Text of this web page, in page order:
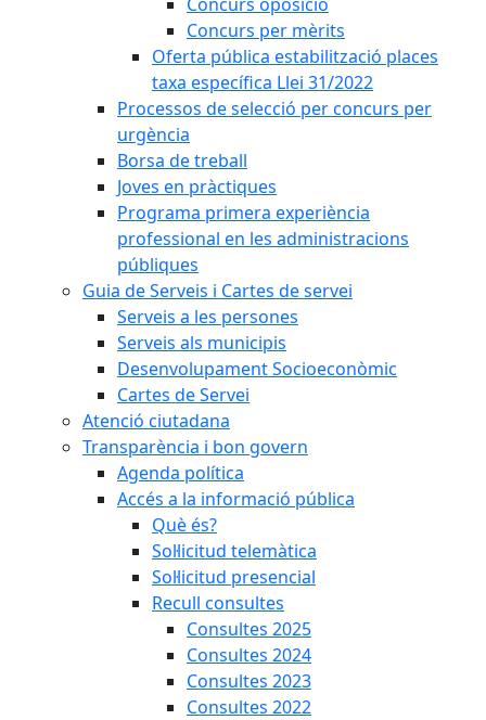
Concurs per mèrits
Oferta pública estabilització places
taxa específica Llei 31/2022
Processos de selecció per concurs per
urgència
Borsa de treball
Joves en pràctiques
Programa primera experiència
professional en les administracions
públiques
Guia de Serveis i Cartes de servei
Serveis a les persones
Serveis als municipis
Desenvolupament Socioeconòmic
Cartes de Servei
Atenció ciutadana
Transparència i bon govern
Agenda política
Accés a la informació pública
Què és?
Sol·licitud telemàtica
Sol·licitud presencial
Recull consultes
Consultes 2025
Consultes 2024
Consultes 2023
Consultes 2022